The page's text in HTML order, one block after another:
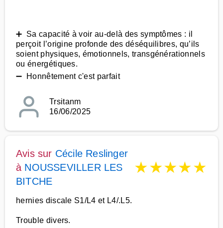
➕ Sa capacité à voir au-delà des symptômes : il
perçoit l’origine profonde des déséquilibres, qu’ils
soient physiques, émotionnels, transgénérationnels
ou énergétiques.
➖ Honnêtement c'est parfait
Trsitanm
16/06/2025
Avis sur Cécile Reslinger
à NOUSSEVILLER LES
BITCHE
★★★★★
hernies discale S1/L4 et L4/.L5.
Trouble divers.